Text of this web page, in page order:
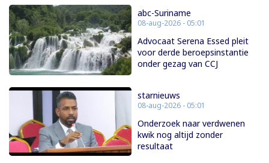
abc-Suriname
08-aug-2026 - 05:01
Advocaat Serena Essed pleit
voor derde beroepsinstantie
onder gezag van CCJ
starnieuws
08-aug-2026 - 05:01
Onderzoek naar verdwenen
kwik nog altijd zonder
resultaat